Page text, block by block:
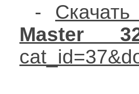
-
Master